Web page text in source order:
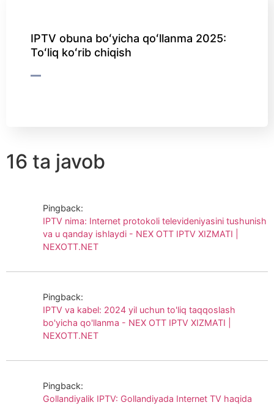
IPTV obuna boʻyicha qoʻllanma 2025:
Toʻliq koʻrib chiqish
16 ta javob
Pingback:
IPTV nima: Internet protokoli televideniyasini tushunish
va u qanday ishlaydi - NEX OTT IPTV XIZMATI |
NEXOTT.NET
Pingback:
IPTV va kabel: 2024 yil uchun to'liq taqqoslash
bo'yicha qo'llanma - NEX OTT IPTV XIZMATI |
NEXOTT.NET
Pingback:
Gollandiyalik IPTV: Gollandiyada Internet TV haqida